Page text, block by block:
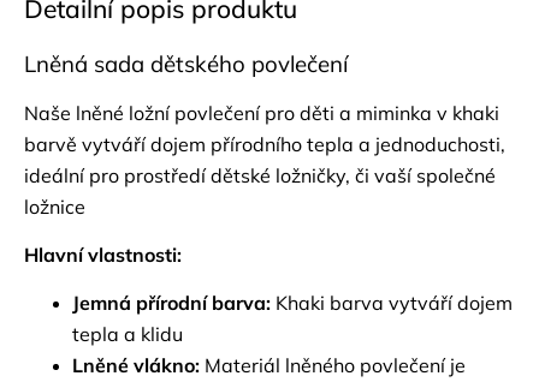
Detailní popis produktu
Lněná sada dětského povlečení
Naše lněné ložní povlečení pro děti a miminka v khaki
barvě vytváří dojem přírodního tepla a jednoduchosti,
ideální pro prostředí dětské ložničky, či vaší společné
ložnice
Hlavní vlastnosti:
Jemná přírodní barva: Khaki barva vytváří dojem
tepla a klidu
Lněné vlákno: Materiál lněného povlečení je